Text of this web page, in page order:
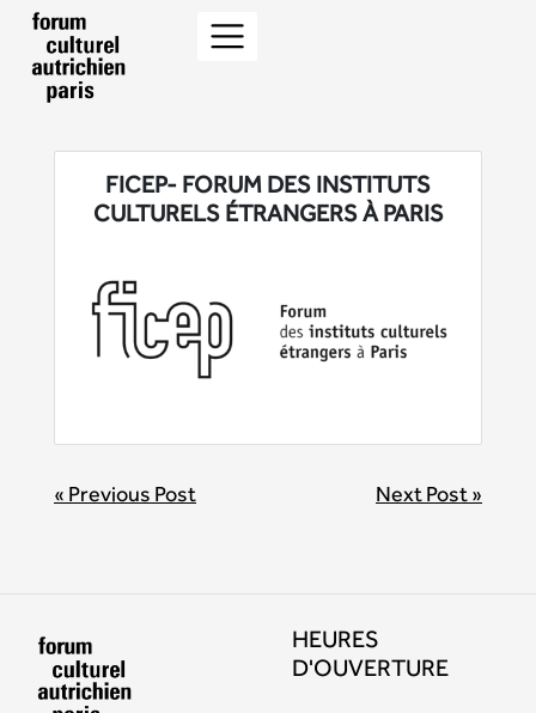
FICEP- FORUM DES INSTITUTS
CULTURELS ÉTRANGERS À PARIS
BEITRAGSNAVIGATION
« Previous Post Next Post »
HEURES
D'OUVERTURE